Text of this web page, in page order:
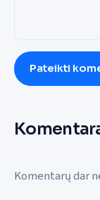
Pateikti
Komentarų dar